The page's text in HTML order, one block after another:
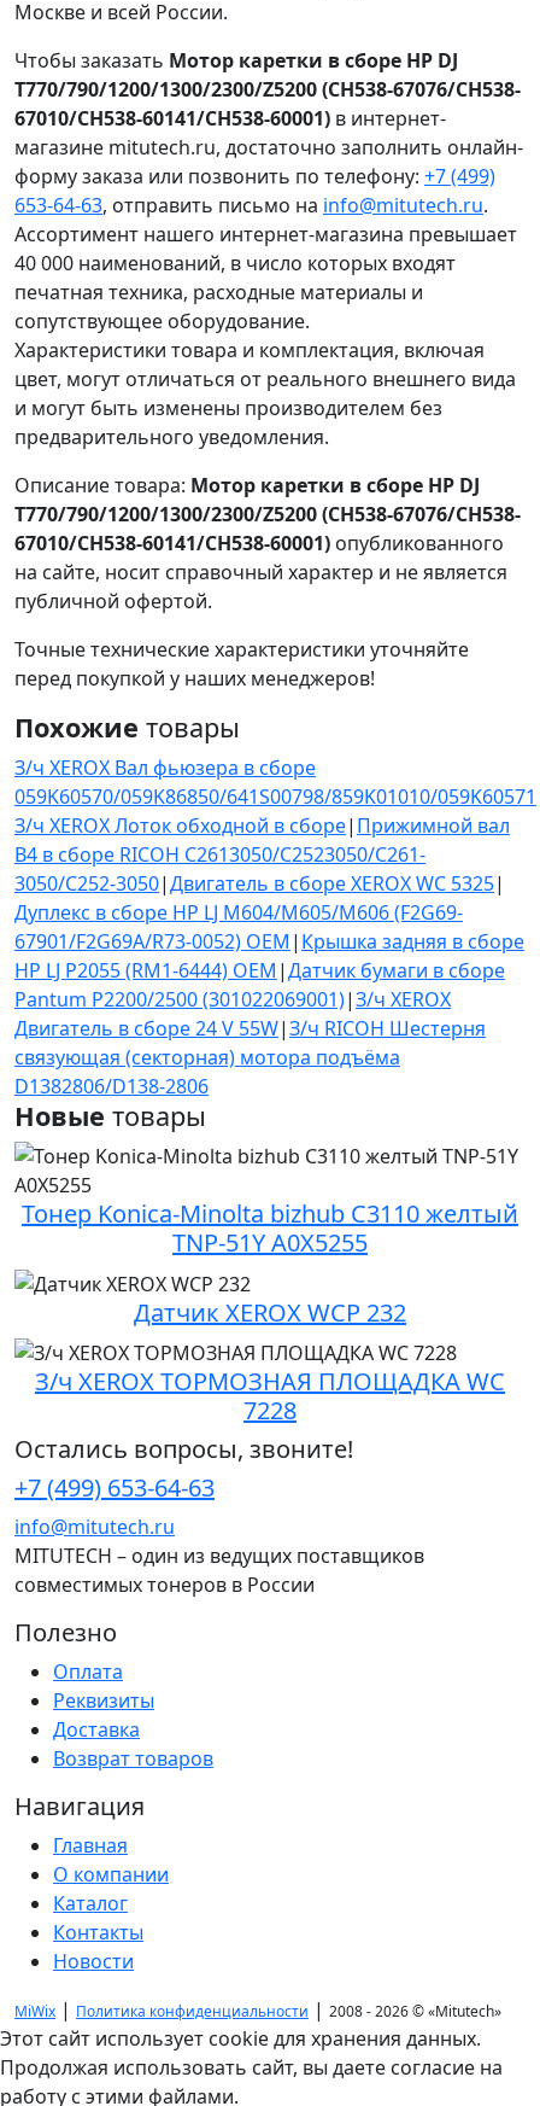
Москве и всей России.
Чтобы заказать Мотор каретки в сборе HP DJ
T770/790/1200/1300/2300/Z5200 (CH538-67076/CH538-
67010/CH538-60141/CH538-60001) в интернет-
магазине mitutech.ru, достаточно заполнить онлайн-
форму заказа или позвонить по телефону: +7 (499)
653-64-63, отправить письмо на info@mitutech.ru.
Ассортимент нашего интернет-магазина превышает
40 000 наименований, в число которых входят
печатная техника, расходные материалы и
сопутствующее оборудование.
Характеристики товара и комплектация, включая
цвет, могут отличаться от реального внешнего вида
и могут быть изменены производителем без
предварительного уведомления.
Описание товара: Мотор каретки в сборе HP DJ
T770/790/1200/1300/2300/Z5200 (CH538-67076/CH538-
67010/CH538-60141/CH538-60001) опубликованного
на сайте, носит справочный характер и не является
публичной офертой.
Точные технические характеристики уточняйте
перед покупкой у наших менеджеров!
Похожие товары
З/ч XEROX Вал фьюзера в сборе
059K60570/059K86850/641S00798/859K01010/059K60571
З/ч XEROX Лоток обходной в сборе| Прижимной вал
В4 в сборе RICOH C2613050/C2523050/C261-
3050/C252-3050|Двигатель в сборе XEROX WC 5325|
Дуплекс в сборе HP LJ M604/M605/M606 (F2G69-
67901/F2G69A/R73-0052) OEM | Крышка задняя в сборе
HP LJ P2055 (RM1-6444) OEM |Датчик бумаги в сборе
Pantum P2200/2500 (301022069001)|З/ч XEROX
Двигатель в сборе 24 V 55W|З/ч RICOH Шестерня
связующая (секторная) мотора подъёма
D1382806/D138-2806
Новые товары
Тонер Konica-Minolta bizhub C3110 желтый
TNP-51Y A0X5255
Датчик XEROX WCP 232
З/ч XEROX ТОРМОЗНАЯ ПЛОЩАДКА WC
7228
Остались вопросы, звоните!
+7 (499) 653-64-63
info@mitutech.ru
MITUTECH – один из ведущих поставщиков
совместимых тонеров в России
Полезно
Оплата
Реквизиты
Доставка
Возврат товаров
Навигация
Главная
О компании
Каталог
Контакты
Новости
MiWix | Политика конфиденциальности | 2008 - 2026 ©«Mitutech»
Этот сайт использует cookie для хранения данных.
Продолжая использовать сайт, вы даете согласие на
работу с этими файлами.